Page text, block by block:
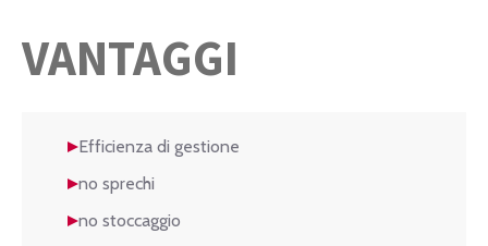
VANTAGGI
Efficienza di gestione
no sprechi
no stoccaggio